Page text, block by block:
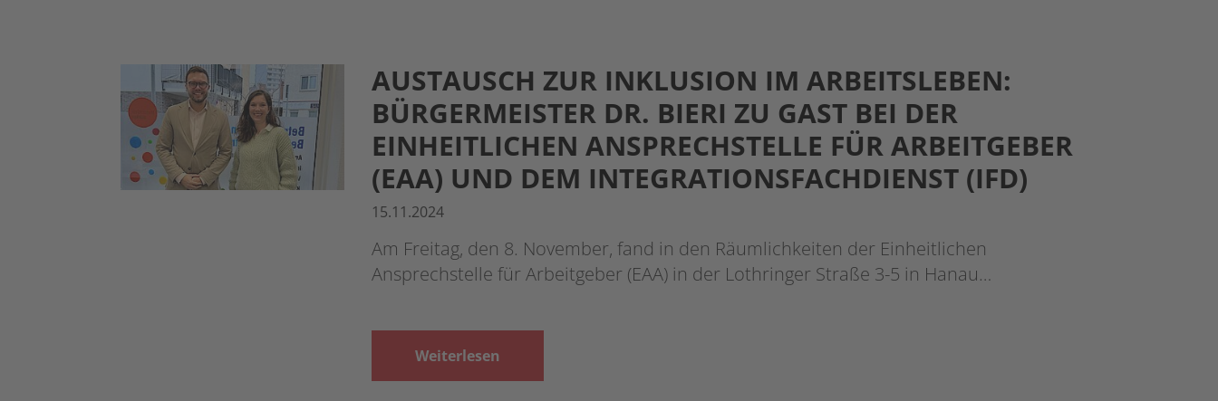
AUSTAUSCH ZUR INKLUSION IM ARBEITSLEBEN:
BÜRGERMEISTER DR. BIERI ZU GAST BEI DER
EINHEITLICHEN ANSPRECHSTELLE FÜR ARBEITGEBER
(EAA) UND DEM INTEGRATIONSFACHDIENST (IFD)
15.11.2024
Am Freitag, den 8. November, fand in den Räumlichkeiten der Einheitlichen
Ansprechstelle für Arbeitgeber (EAA) in der Lothringer Straße 3-5 in Hanau…
Weiterlesen